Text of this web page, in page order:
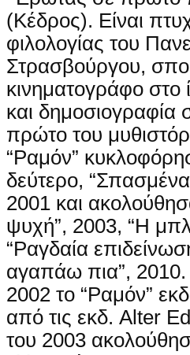
(Κέδρος). Είναι
φιλολογίας του
Στρασβούργου,
κινηματογράφο στο
και δημοσιογραφία
πρώτο του
“Ραμόν”
δεύτερο,
2001 και
ψυχή”, 2003, “Η
“Ραγδαία
αγαπάω πια”, 2010.
2002 το “Ραμόν”
από τις εκδ. Alter
του 2003